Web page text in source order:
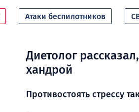
Атаки беспилотников
Диетолог
хандрой
Противостоять стрессу